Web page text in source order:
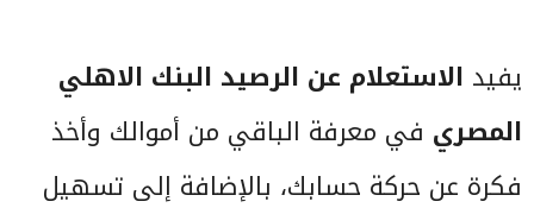
يفيد الاستعلام عن الرصيد البنك الاهلي
المصري في معرفة الباقي من أموالك وأخذ
فكرة عن حركة حسابك، بالإضافة إلى تسهيل